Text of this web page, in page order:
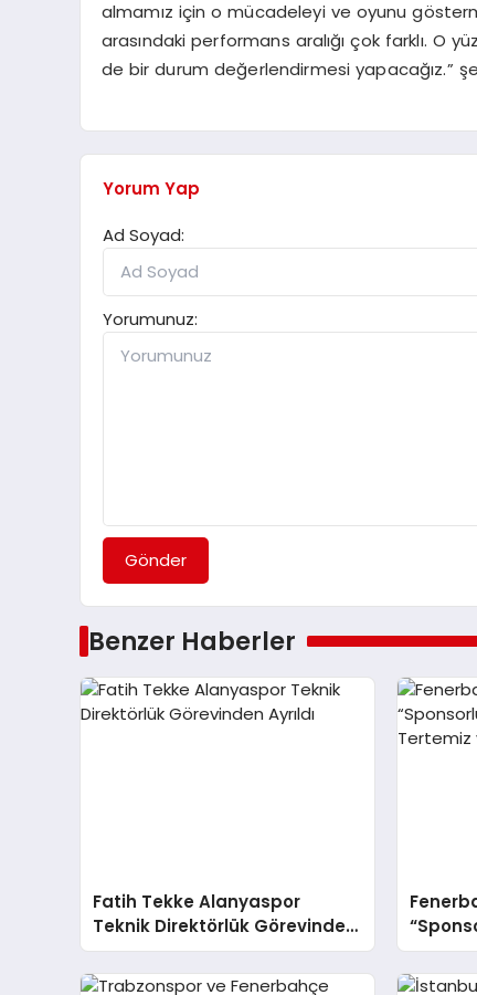
almamız için o mücadeleyi ve oyunu
arasındaki performans aralığı çok farklı. O
de bir durum değerlendirmesi yapacağız.”
Yorum Yap
Ad Soyad:
Yorumunuz:
Gönder
Benzer Haberler
Fatih Tekke Alanyaspor
Teknik Direktörlük Görevinden
Ayrıldı